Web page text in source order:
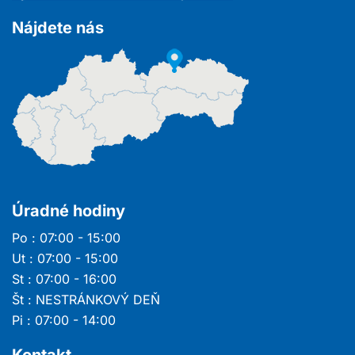
Nájdete nás
Úradné hodiny
Po : 07:00 - 15:00
Ut : 07:00 - 15:00
St : 07:00 - 16:00
Št : NESTRÁNKOVÝ DEŇ
Pi : 07:00 - 14:00